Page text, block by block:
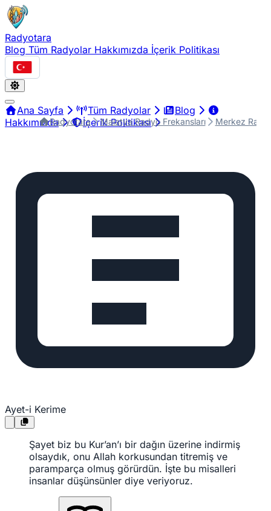
Radyotara
Blog Tüm Radyolar Hakkımızda İçerik Politikası
Türkçe
Ana Sayfa Tüm Radyolar
Blog
Hakkımızda
İçerik Politikası
Radyotara Malatya Radyo Frekansları Merkez
Ayet-i Kerime
Şayet biz bu Kur’an’ı bir dağın üzerine indirmiş
olsaydık, onu Allah korkusundan titremiş ve
paramparça olmuş görürdün. İşte bu misalleri
insanlar düşünsünler diye veriyoruz.